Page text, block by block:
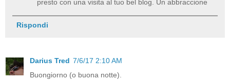
presto con una visita al tuo bel blog. Un abbraccione
Rispondi
Darius Tred 7/6/17 2:10 AM
Buongiorno (o buona notte).